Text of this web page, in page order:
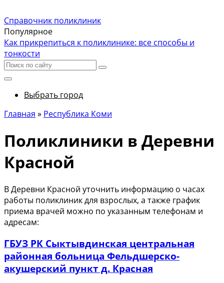
Справочник поликлиник
Популярное
Как прикрепиться к поликлинике: все способы и
тонкости
Выбрать город
Главная » Республика Коми
Поликлиники в Деревни
Красной
В Деревни Красной уточнить информацию о часах
работы поликлиник для взрослых, а также график
приема врачей можно по указанным телефонам и
адресам:
ГБУЗ РК Сыктывдинская центральная
районная больница Фельдшерско-
акушерский пункт д. Красная